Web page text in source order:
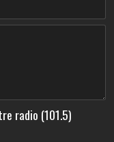
radio (101.5)